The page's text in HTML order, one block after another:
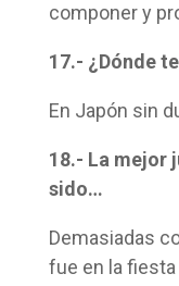
componer y
17.- ¿Dónde
En Japón sin
18.- La mejor
sido…
Demasiadas
fue en la